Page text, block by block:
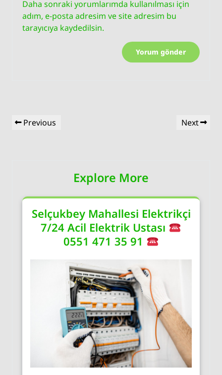
Daha sonraki yorumlarımda kullanılması için
adım, e-posta adresim ve site adresim bu
tarayıcıya kaydedilsin.
Yazı
gezinmesi
Previous
Previous
Next
Next
Explore More
Selçukbey Mahallesi Elektrikçi
7/24 Acil Elektrik Ustası
0551 471 35 91